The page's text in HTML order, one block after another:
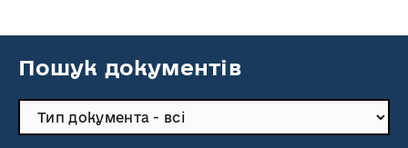
Пошук документів